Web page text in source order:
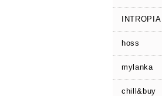
INTROPIA
hoss
mylanka
chill&buy